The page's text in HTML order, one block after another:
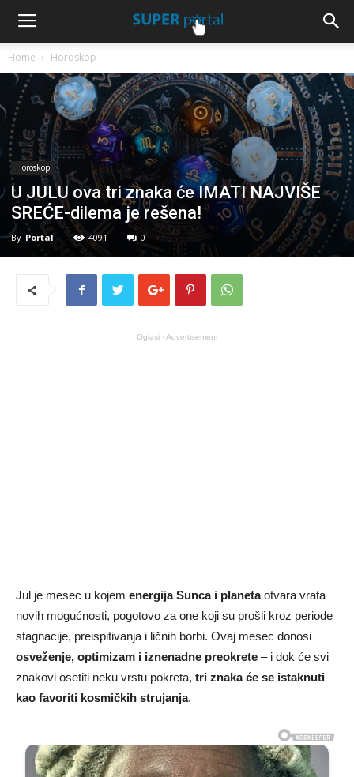
Home Horoskop
Horoskop
U JULU ova tri znaka će IMATI NAJVIŠE
SREĆE-dilema je rešena!
By Portal 4091 0
Oglasi - Advertisement
Jul je mesec u kojem energija Sunca i planetaotvara vrata
novih mogućnosti, pogotovo za one koji su prošli kroz periode
stagnacije, preispitivanja i ličnih borbi. Ovaj mesec donosi
osveženje, optimizam i iznenadne preokrete – i dok će svi
znakovi osetiti neku vrstu pokreta, tri znaka će se istaknuti
kao favoriti kosmičkih strujanja.